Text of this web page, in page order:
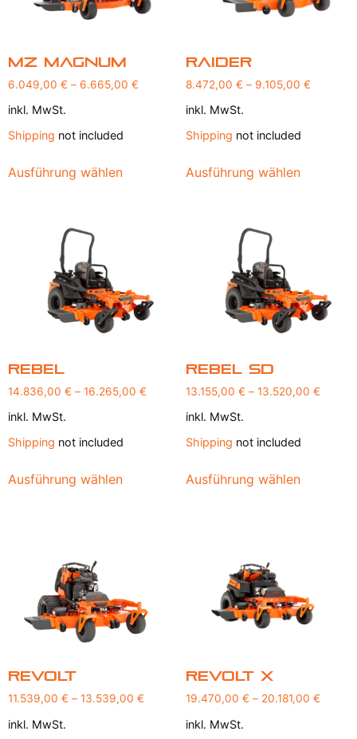
MZ Magnum
6.049,00 € – 6.665,00 €
inkl. MwSt.
Shipping not included
Ausführung wählen
Raider
8.472,00 € – 9.105,00 €
inkl. MwSt.
Shipping not included
Ausführung wählen
Rebel
14.836,00 € – 16.265,00 €
inkl. MwSt.
Shipping not included
Ausführung wählen
Rebel SD
13.155,00 € – 13.520,00 €
inkl. MwSt.
Shipping not included
Ausführung wählen
Revolt
11.539,00 € – 13.539,00 €
inkl. MwSt.
Revolt X
19.470,00 € – 20.181,00 €
inkl. MwSt.